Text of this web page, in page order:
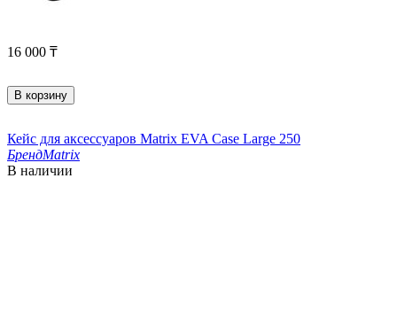
16 000 ₸
В корзину
Кейс для аксессуаров Matrix EVA Case Large 250
БрендMatrix
В наличии